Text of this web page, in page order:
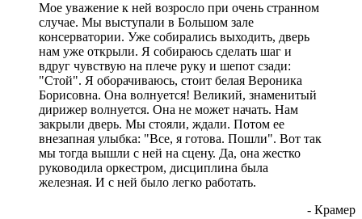
Мое уважение к ней возросло при очень странном
случае. Мы выступали в Большом зале
консерватории. Уже собирались выходить, дверь
нам уже открыли. Я собираюсь сделать шаг и
вдруг чувствую на плече руку и шепот сзади:
"Стой". Я оборачиваюсь, стоит белая Вероника
Борисовна. Она волнуется! Великий, знаменитый
дирижер волнуется. Она не может начать. Нам
закрыли дверь. Мы стояли, ждали. Потом ее
внезапная улыбка: "Все, я готова. Пошли". Вот так
мы тогда вышли с ней на сцену. Да, она жестко
руководила оркестром, дисциплина была
железная. И с ней было легко работать.
- Крамер